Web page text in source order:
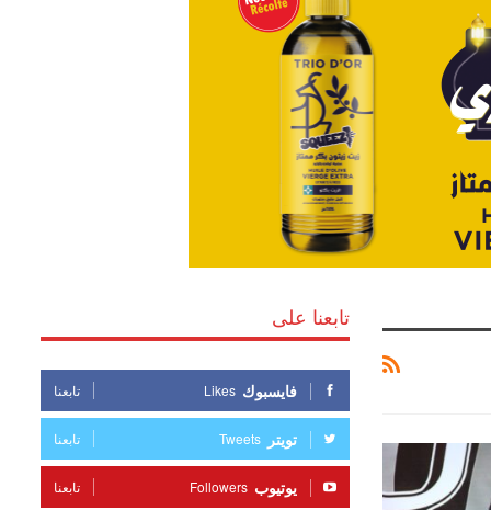
تابعنا على
فايسبوك Likes تابعنا
تويتر Tweets تابعنا
يوتيوب Followers تابعنا